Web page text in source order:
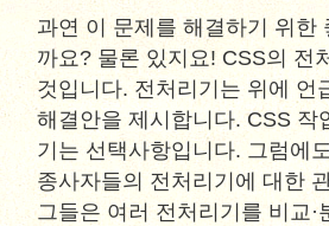
과연 이 문제를 해결하기 위한
까요? 물론 있지요! CSS의 전
것입니다. 전처리기는 위에 언
해결안을 제시합니다. CSS 작
기는 선택사항입니다. 그럼에
종사자들의 전처리기에 대한
그들은 여러 전처리기를 비교·